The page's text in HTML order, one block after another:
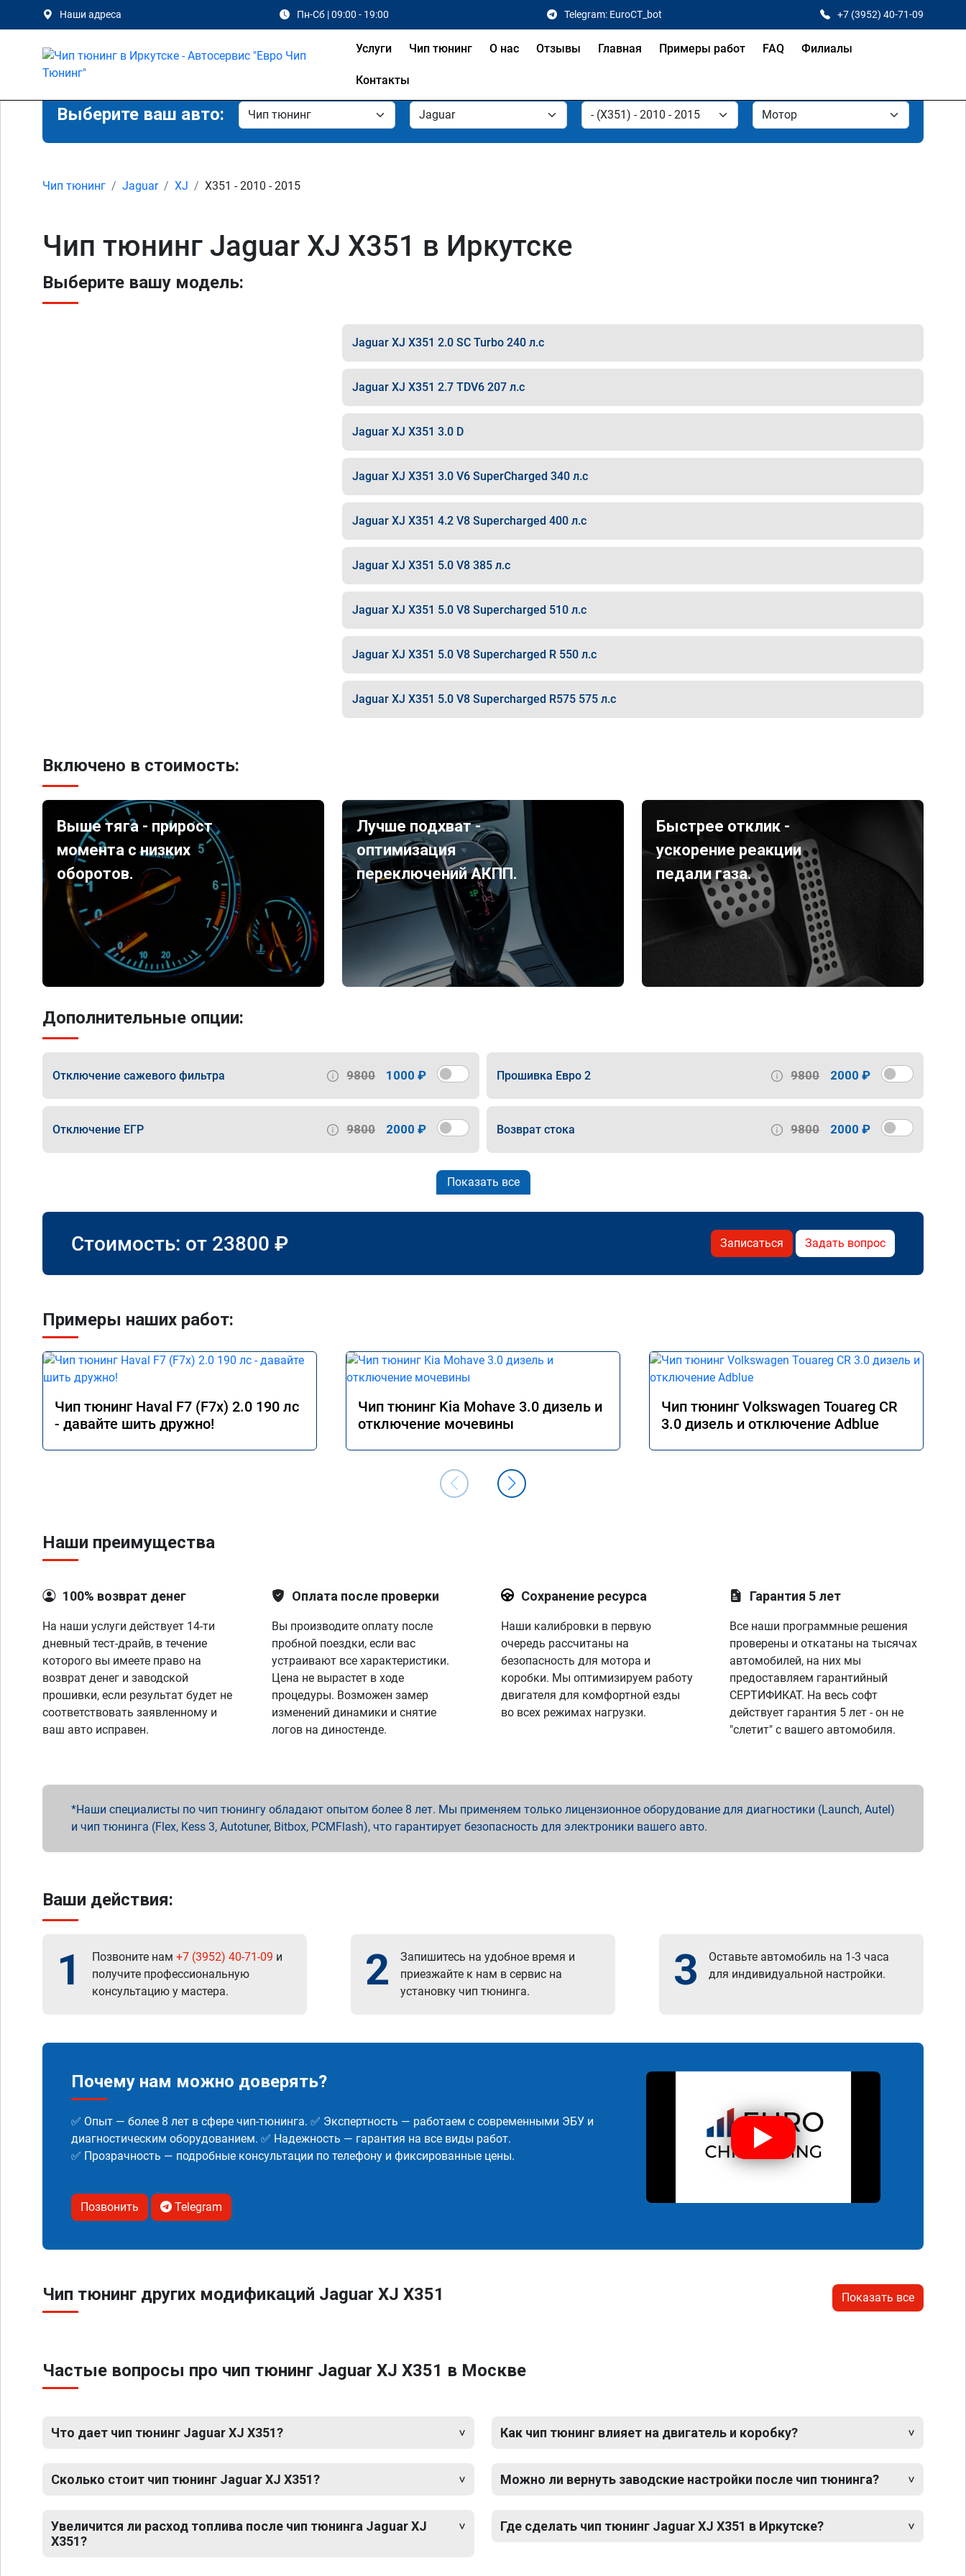
Наши адреса Пн-Сб | 09:00 - 19:00 Telegram: EuroCT_bot +7 (3952) 40-71-09
Услуги Чип тюнинг О нас Отзывы Главная Примеры работ FAQ Филиалы
Контакты
Выберите ваш авто:
Чип тюнинг Jaguar XJ X351 - 2010 - 2015
Чип тюнинг Jaguar XJ X351 в Иркутске
Выберите вашу модель:
Jaguar XJ X351 2.0 SC Turbo 240 л.с
Jaguar XJ X351 2.7 TDV6 207 л.с
Jaguar XJ X351 3.0 D
Jaguar XJ X351 3.0 V6 SuperCharged 340 л.с
Jaguar XJ X351 4.2 V8 Supercharged 400 л.с
Jaguar XJ X351 5.0 V8 385 л.с
Jaguar XJ X351 5.0 V8 Supercharged 510 л.с
Jaguar XJ X351 5.0 V8 Supercharged R 550 л.с
Jaguar XJ X351 5.0 V8 Supercharged R575 575 л.с
Включено в стоимость:
Выше тяга - прирост
момента с низких
оборотов.
Лучше подхват -
оптимизация
переключений АКПП.
Быстрее отклик -
ускорение реакции
педали газа.
Дополнительные опции:
Отключение сажевого фильтра 9800 1000 ₽ Прошивка Евро 2 9800 2000 ₽
Отключение ЕГР 9800 2000 ₽ Возврат стока 9800 2000 ₽
Показать все
Стоимость: от 23800 ₽ Записаться Задать вопрос
Примеры наших работ:
Чип тюнинг Haval F7 (F7x) 2.0 190 лс
- давайте шить дружно!
Чип тюнинг Kia Mohave 3.0 дизель и
отключение мочевины
Чип тюнинг Volkswagen Touareg CR
3.0 дизель и отключение Adblue
Наши преимущества
100% возврат денег
На наши услуги действует 14-ти
дневный тест-драйв, в течение
которого вы имеете право на
возврат денег и заводской
прошивки, если результат будет не
соответствовать заявленному и
ваш авто исправен.
Оплата после проверки
Вы производите оплату после
пробной поездки, если вас
устраивают все характеристики.
Цена не вырастет в ходе
процедуры. Возможен замер
изменений динамики и снятие
логов на диностенде.
Сохранение ресурса
Наши калибровки в первую
очередь рассчитаны на
безопасность для мотора и
коробки. Мы оптимизируем работу
двигателя для комфортной езды
во всех режимах нагрузки.
Гарантия 5 лет
Все наши программные решения
проверены и откатаны на тысячах
автомобилей, на них мы
предоставляем гарантийный
СЕРТИФИКАТ. На весь софт
действует гарантия 5 лет - он не
"слетит" с вашего автомобиля.
Наши специалисты по чип тюнингу обладают опытом более 8 лет. Мы применяем только лицензионное оборудование для диагностики (Launch, Autel)
и чип тюнинга (Flex, Kess 3, Autotuner, Bitbox, PCMFlash), что гарантирует безопасность для электроники вашего авто.
Ваши действия:
1 Позвоните нам +7 (3952) 40-71-09 и
получите профессиональную
консультацию у мастера.
2
Запишитесь на удобное время и
приезжайте к нам в сервис на
установку чип тюнинга.
3
Оставьте автомобиль на 1-3 часа
для индивидуальной настройки.
Почему нам можно доверять?
✅ Опыт — более 8 лет в сфере чип-тюнинга. ✅ Экспертность — работаем с современными ЭБУ и
диагностическим оборудованием. ✅ Надежность — гарантия на все виды работ.
✅ Прозрачность — подробные консультации по телефону и фиксированные цены.
Позвонить Telegram
Чип тюнинг других модификаций Jaguar XJ X351 Показать все
Частые вопросы про чип тюнинг Jaguar XJ X351 в Москве
Что дает чип тюнинг Jaguar XJ X351?
Сколько стоит чип тюнинг Jaguar XJ X351?
Увеличится ли расход топлива после чип тюнинга Jaguar XJ
X351?
Как чип тюнинг влияет на двигатель и коробку?
Можно ли вернуть заводские настройки после чип тюнинга?
Где сделать чип тюнинг Jaguar XJ X351 в Иркутске?